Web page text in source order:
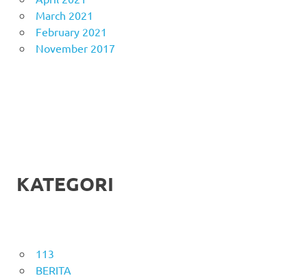
March 2021
February 2021
November 2017
KATEGORI
113
BERITA